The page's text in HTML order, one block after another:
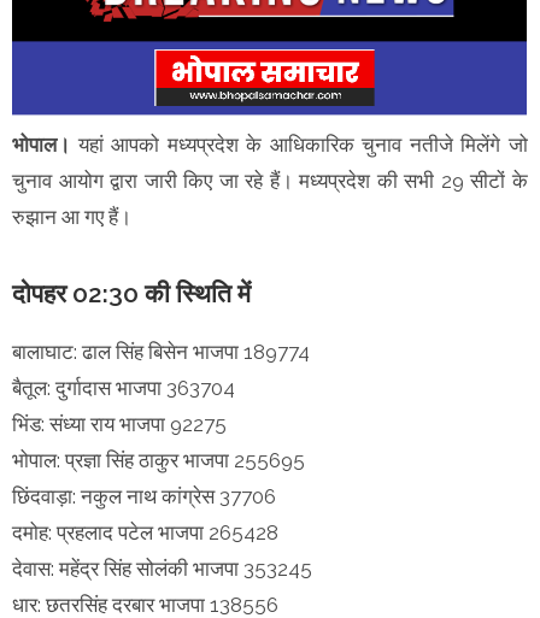
भोपाल। यहां आपको मध्यप्रदेश के आधिकारिक चुनाव नतीजे मिलेंगे जो
चुनाव आयोग द्वारा जारी किए जा रहे हैं। मध्यप्रदेश की सभी 29 सीटों के
रुझान आ गए हैं।
दोपहर 02:30 की स्थिति में
बालाघाट: ढाल सिंह बिसेन भाजपा 189774
बैतूल: दुर्गादास भाजपा 363704
भिंड: संध्या राय भाजपा 92275
भोपाल: प्रज्ञा सिंह ठाकुर भाजपा 255695
छिंदवाड़ा: नकुल नाथ कांग्रेस 37706
दमोह: प्रहलाद पटेल भाजपा 265428
देवास: महेंद्र सिंह सोलंकी भाजपा 353245
धार: छतरसिंह दरबार भाजपा 138556